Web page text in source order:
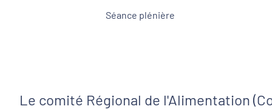
Séance plénière
Le comité Régional de l'Alimentation